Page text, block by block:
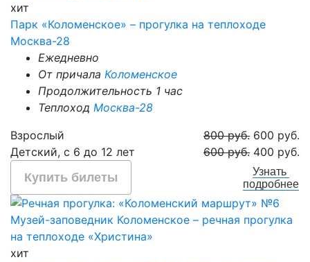
хит
Парк «Коломенское» – прогулка на теплоходе
Москва-28
Ежедневно
От причала Коломенское
Продолжительность 1 час
Теплоход Москва-28
Взрослый
800 руб. 600 руб.
Детский, с 6 до 12 лет
600 руб. 400 руб.
Купить билеты
Узнать
подробнее
хит